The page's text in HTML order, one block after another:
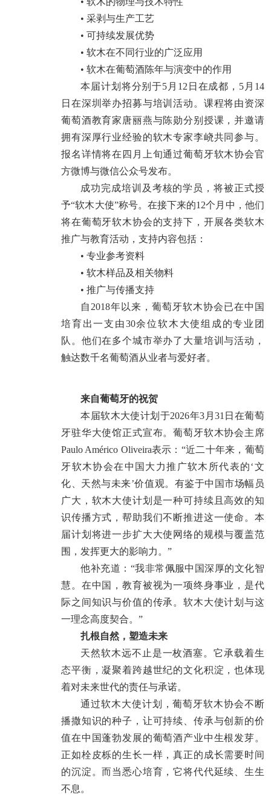
• 采剥与生产工艺
• 可持续发展优势
• 软木在不同行业的广泛应用
• 软木在葡萄酒陈年与演变中的作用
本届计划将分别于5月12日在成都，5月14
日在深圳举办招募与培训活动。课程将由资深
葡萄酒教育家唐丽燕与陈勋分别授课，并邀请
拥有深厚行业经验的软木专家李峣共同参与。
报名详情将在四月上旬通过葡萄牙软木协会官
方微博与微信公众号发布。
成功完成培训及考核的学员，将被正式授
予“软木大使”称号。在接下来的12个月中，他们
将在葡萄牙软木协会的支持下，开展各类软木
推广与教育活动，支持内容包括：
• 专业参考资料
• 软木样品及相关物料
• 推广与传播支持
自2018年以来，葡萄牙软木协会已在中国
培育出一支由30余位软木大使组成的专业团
队。他们在多个城市举办了大量培训与活动，
触达数千名葡萄酒从业者与爱好者。
来自葡萄牙的祝贺
本届软木大使计划于2026年3月31日在葡萄
牙驻华大使馆正式宣布。葡萄牙软木协会主席
Paulo Américo Oliveira表示：“近二十年来，葡萄
牙软木协会在中国大力推广软木所代表的‘文
化、天然与未来’价值观。有鉴于中国市场幅员
广大，软木大使计划是一种可持续且高效的知
识传播方式，帮助我们不断推进这一使命。本
届计划将进一步扩大大使网络的规模与覆盖范
围，发挥更大的影响力。”
他补充道：“我非常佩服中国深厚的文化智
慧。在中国，教育被视为一项终身事业，是代
际之间知识与价值的传承。软木大使计划与这
一理念高度契合。”
扎根自然，塑造未来
天然软木远不止是一枚酒塞。它承载着生
态平衡，凝聚着跨越世纪的文化积淀，也体现
着对未来世代的责任与承诺。
通过软木大使计划，葡萄牙软木协会不断
播撒知识的种子，让可持续、传承与创新的价
值在中国蓬勃发展的葡萄酒产业中生根发芽。
正如栓皮栎的生长一样，真正的成长需要时间
的沉淀。而当悉心培育，它将代代延续、生生
不息。